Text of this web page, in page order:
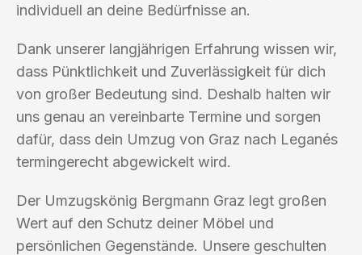
individuell an deine Bedürfnisse an.
Dank unserer langjährigen Erfahrung wissen wir,
dass Pünktlichkeit und Zuverlässigkeit für dich
von großer Bedeutung sind. Deshalb halten wir
uns genau an vereinbarte Termine und sorgen
dafür, dass dein Umzug von Graz nach Leganés
termingerecht abgewickelt wird.
Der Umzugskönig Bergmann Graz legt großen
Wert auf den Schutz deiner Möbel und
persönlichen Gegenstände. Unsere geschulten